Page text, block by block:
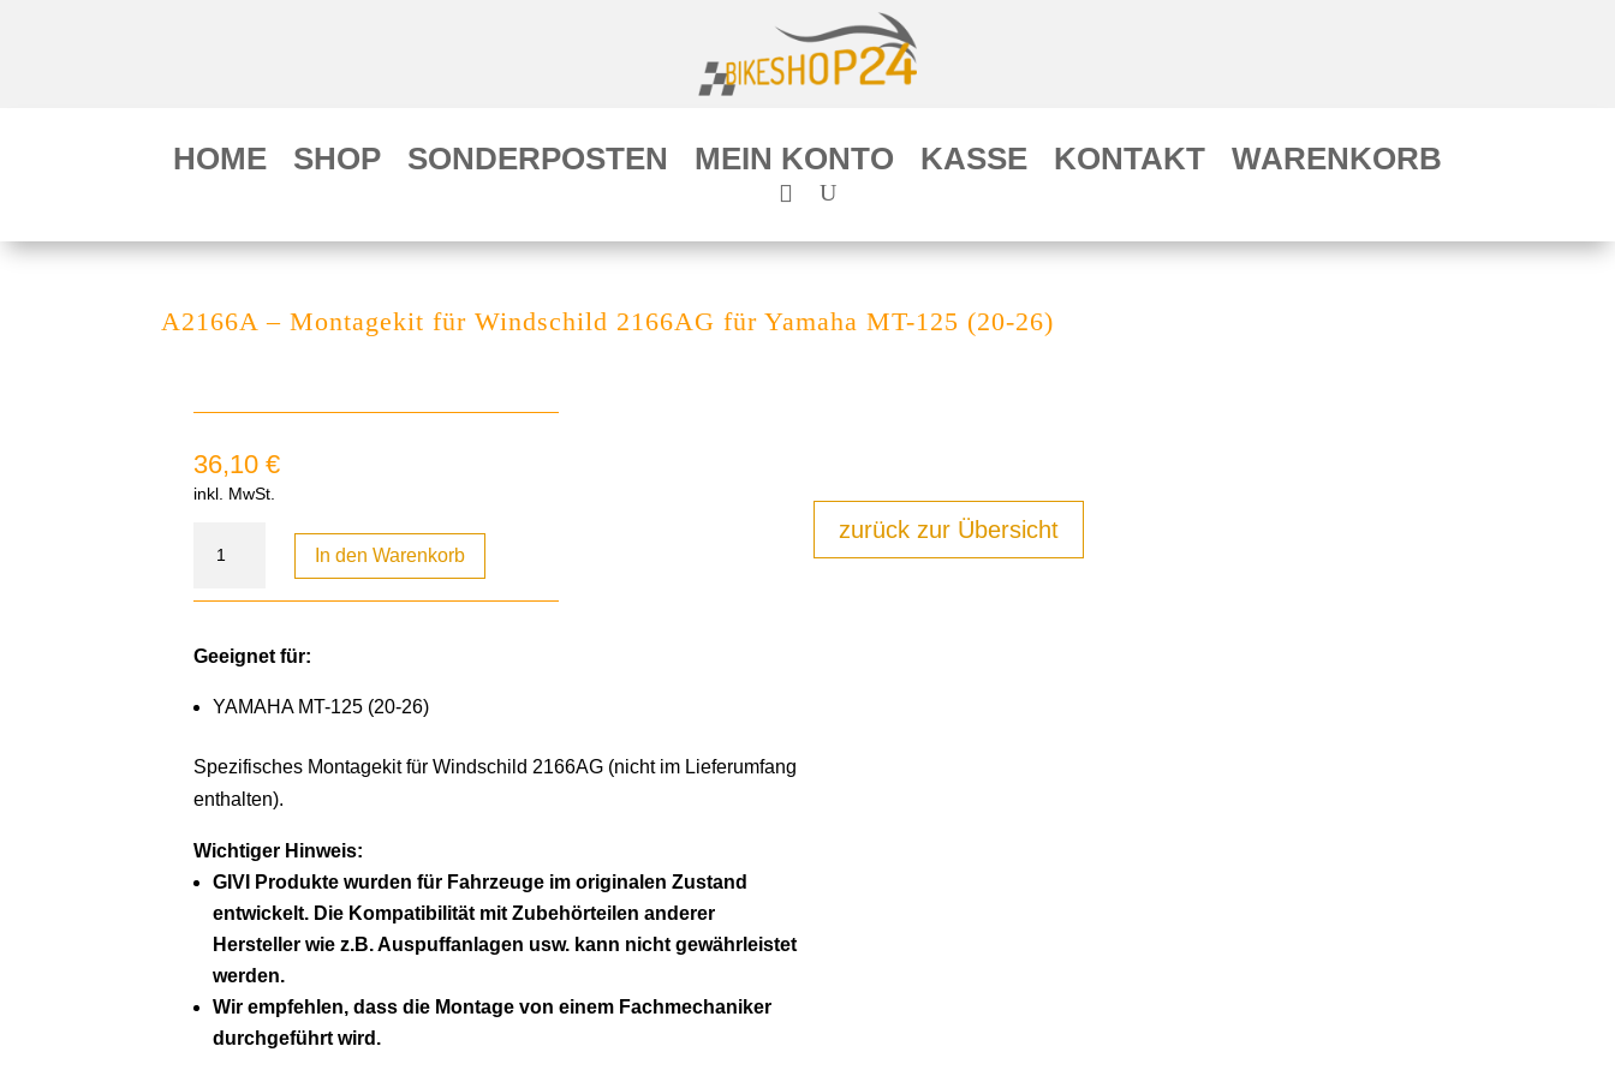
HOME SHOP SONDERPOSTEN MEIN KONTO KASSE KONTAKT WARENKORB
A2166A – Montagekit für Windschild 2166AG für Yamaha MT-125 (20-26)
36,10€
inkl. MwSt.
In den Warenkorb
Geeignet für:
YAMAHA MT-125 (20-26)
Spezifisches Montagekit für Windschild 2166AG (nicht im Lieferumfang
enthalten).
Wichtiger Hinweis:
GIVI Produkte wurden für Fahrzeuge im originalen Zustand
entwickelt. Die Kompatibilität mit Zubehörteilen anderer
Hersteller wie z.B. Auspuffanlagen usw. kann nicht gewährleistet
werden.
Wir empfehlen, dass die Montage von einem Fachmechaniker
durchgeführt wird.
zurück zur Übersicht